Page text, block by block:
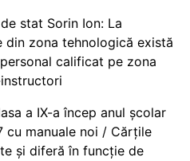
stat Sorin Ion: La
din zona tehnologică există
calificat pe zona
a IX-a încep anul școlar
cu manuale noi / Cărțile
și diferă în funcție de